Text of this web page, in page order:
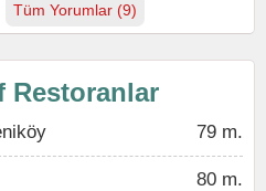
Tüm Yorumlar (9)
Restoranlar
79 m.
80 m.